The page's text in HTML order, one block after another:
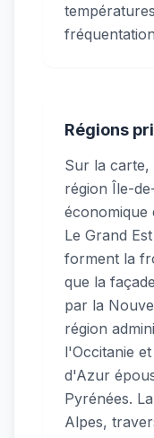
Régions
Sur la carte,
région Île-
économique
Le Grand
forment la
que la
par la
région
l'Occitanie
d'Azur
Pyrénées.
Alpes,